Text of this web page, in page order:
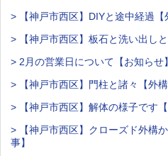
> 【神戸市西区】DIYと途中経過【
> 【神戸市西区】板石と洗い出し
> 2月の営業日について【お知らせ】
> 【神戸市西区】門柱と諸々【外
> 【神戸市西区】解体の様子です
> 【神戸市西区】クローズド外構
事】